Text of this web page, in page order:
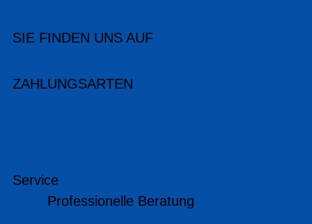
SIE FINDEN UNS AUF
ZAHLUNGSARTEN
Service
Professionelle Beratung